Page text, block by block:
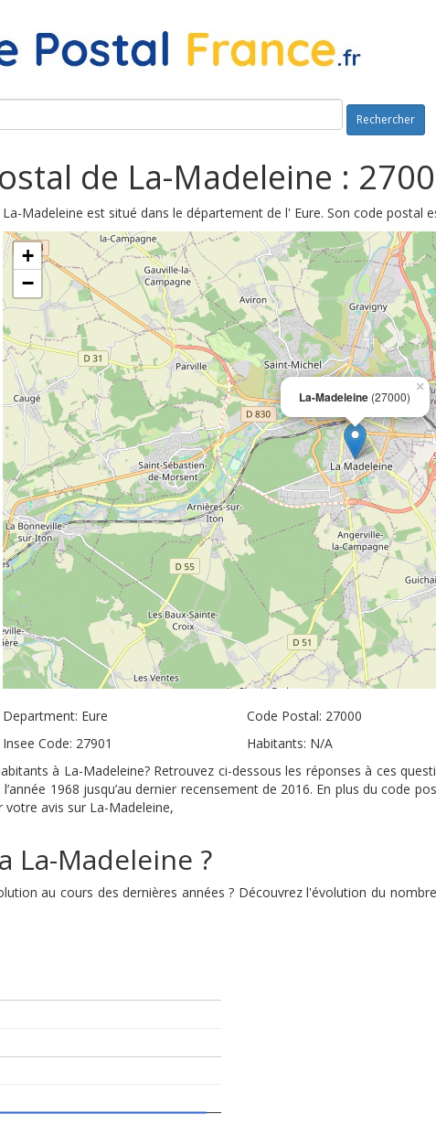
Rechercher
de La-Madeleine :
La-Madeleine est situé dans le département de l' Eure. Son code postal
La-Madeleine (27000)
×
+
−
Department: Eure
Insee Code: 27901
Code Postal: 27000
Habitants: N/A
à La-Madeleine? Retrouvez ci-dessous les réponses à ces
1968 jusqu’au dernier recensement de 2016. En plus du code
avis sur La-Madeleine,
La-Madeleine ?
au cours des dernières années ? Découvrez l'évolution du